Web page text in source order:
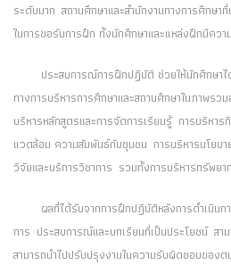
ระดับมาก สถานศึกษาและสำนักงานทางการศึกษา
ในการขอรับการฝึก ทั้งนักศึกษาและแหล่งฝึกมีคว
ประสบการณ์การฝึกปฏิบัติ ช่วยให้นักศึกษาไ
ทางการบริหารการศึกษาและสถานศึกษาในภาพรว
บริหารหลักสูตรและการจัดการเรียนรู้ การบริหา
แวดล้อม ความสัมพันธ์กับชุมชน การบริหารนโยบ
วิจัยและบริการวิชาการ รวมทั้งการบริหารทรัพยา
ผลที่ได้รับจากการฝึกปฏิบัติหลังการดำเนินก
การ ประสบการณ์และบทเรียนที่เป็นประโยชน์ สาม
สามารถนำไปปรับปรุงงานในความรับผิดชอบของต